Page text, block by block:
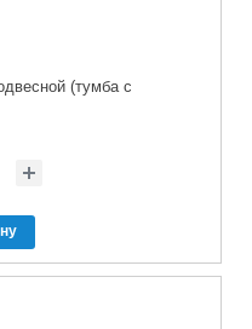
(тумба с